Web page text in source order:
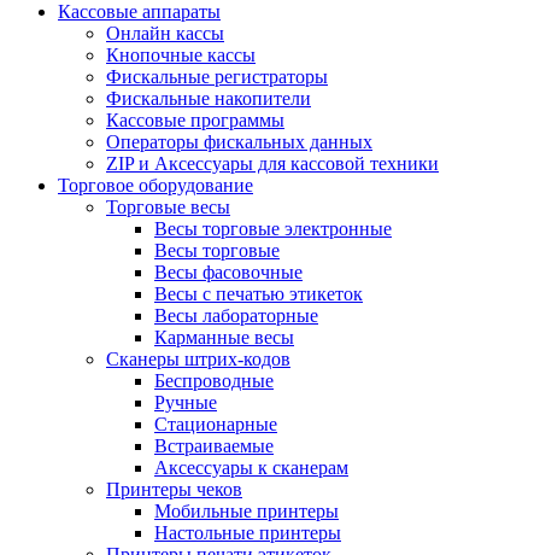
Кассовые аппараты
Онлайн кассы
Кнопочные кассы
Фискальные регистраторы
Фискальные накопители
Кассовые программы
Операторы фискальных данных
ZIP и Аксессуары для кассовой техники
Торговое оборудование
Торговые весы
Весы торговые электронные
Весы торговые
Весы фасовочные
Весы с печатью этикеток
Весы лабораторные
Карманные весы
Сканеры штрих-кодов
Беспроводные
Ручные
Стационарные
Встраиваемые
Аксессуары к сканерам
Принтеры чеков
Мобильные принтеры
Настольные принтеры